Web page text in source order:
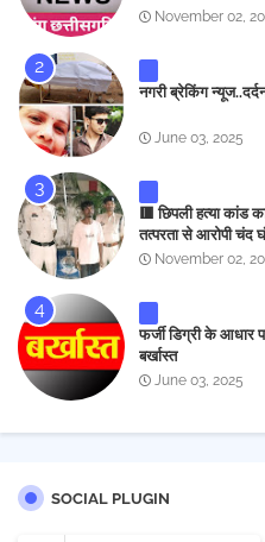
November 02,
नगरी ब्रेकिंग
June 03, 2025
🟥 छिपली हत्या कांड
तत्परता से आरोपी चंद
November 02,
फर्जी डिग्री के आधार
बर्खास्त
June 03, 2025
SOCIAL PLUGIN